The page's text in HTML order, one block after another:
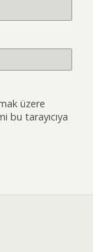
üzere
bu tarayıcıya